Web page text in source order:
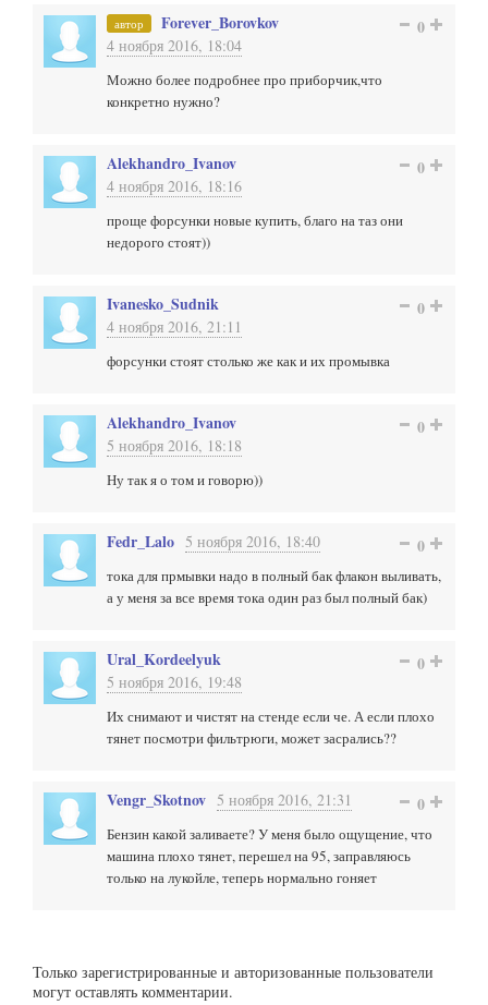
автор Forever_Borovkov
4 ноября 2016, 18:04
0
Можно более подробнее про приборчик,что
конкретно нужно?
Alekhandro_Ivanov
4 ноября 2016, 18:16
0
проще форсунки новые купить, благо на таз они
недорого стоят))
Ivanesko_Sudnik
4 ноября 2016, 21:11
0
форсунки стоят столько же как и их промывка
Alekhandro_Ivanov
5 ноября 2016, 18:18
0
Ну так я о том и говорю))
Fedr_Lalo 5 ноября 2016, 18:40 0
тока для прмывки надо в полный бак флакон выливать,
а у меня за все время тока один раз был полный бак)
Ural_Kordeelyuk
5 ноября 2016, 19:48
0
Их снимают и чистят на стенде если че. А если плохо
тянет посмотри фильтрюги, может засрались??
Vengr_Skotnov 5 ноября 2016, 21:31 0
Бензин какой заливаете? У меня было ощущение, что
машина плохо тянет, перешел на 95, заправляюсь
только на лукойле, теперь нормально гоняет
Только зарегистрированные и авторизованные пользователи
могут оставлять комментарии.